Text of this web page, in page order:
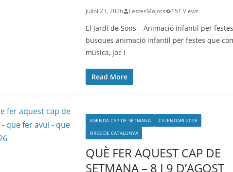
juliol 23, 2026 FestesMajors 151 Views
El Jardí de Sons – Animació infantil per
busques animació infantil per festes que
música, joc i
Read More
AGENDA CAP DE SETMANA
CALENDARI 2026
FIRES DE CATALUNYA
QUÈ FER AQUEST CAP DE
SETMANA – 8 I 9 D’AGOST